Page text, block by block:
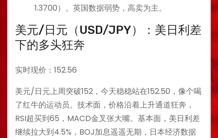
1.3700）。英国数据弱势，高卖为主。
美元/日元（USD/JPY）：美日利差
下的多头狂奔
实时现价：152.56
美元/日元上周突破152，今天稳稳站在152.50，像个喝
了红牛的运动员。技术面，价格沿着上升通道狂奔，
RSI超买到65，MACD金叉张大嘴。基本面，美日利差
继续拉大到4.5%，BOJ加息遥遥无期，日本经济数据